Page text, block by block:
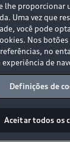
Seu bem
lhe proporcionar
Uma vez que
você pode
Nos
no
de
Definições de
Aceitar todos os